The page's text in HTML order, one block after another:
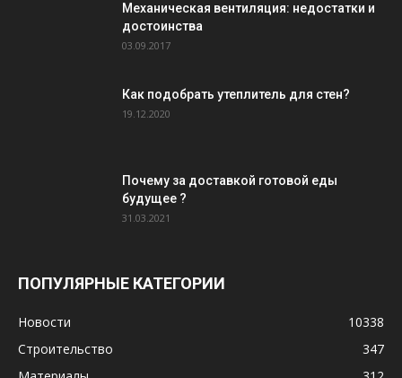
Механическая вентиляция: недостатки и
достоинства
03.09.2017
Как подобрать утеплитель для стен?
19.12.2020
Почему за доставкой готовой еды
будущее ?
31.03.2021
ПОПУЛЯРНЫЕ КАТЕГОРИИ
Новости
10338
Строительство
347